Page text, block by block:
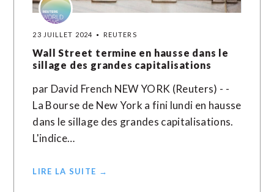
23 JUILLET 2024 REUTERS
Wall Street termine en hausse dans le
sillage des grandes capitalisations
par David French NEW YORK (Reuters) - -
La Bourse de New York a fini lundi en hausse
dans le sillage des grandes capitalisations.
L'indice…
LIRE LA SUITE →